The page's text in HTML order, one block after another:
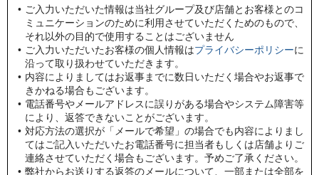
ご入力いただいた情報は当社グループ及び店舗とお客様とのコ
ミュニケーションのために利用させていただくためのもので、
それ以外の目的で使用することはございません
ご入力いただいたお客様の個人情報はプライバシーポリシーに
沿って取り扱わせていただきます。
内容によりましてはお返事までに数日いただく場合やお返事で
きかねる場合もございます。
電話番号やメールアドレスに誤りがある場合やシステム障害等
により、返答できないことがございます。
対応方法の選択が「メールで希望」の場合でも内容によりまし
てはご記入いただいたお電話番号に担当者もしくは店舗よりご
連絡させていただく場合もございます。予めご了承ください。
弊社からお送りする返答のメールについて、一部または全部を